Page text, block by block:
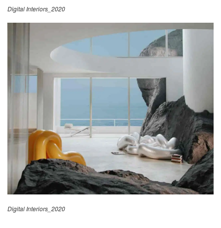
Digital Interiors_2020
Digital Interiors_2020